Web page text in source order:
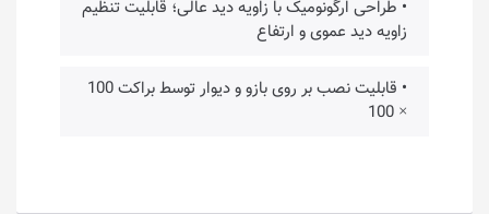
• طراحی ارگونومیک با زاویه دید عالی؛ قابلیت تنظیم
زاویه دید عموی و ارتفاع
• قابلیت نصب بر روی بازو و دیوار توسط براکت 100
× 100